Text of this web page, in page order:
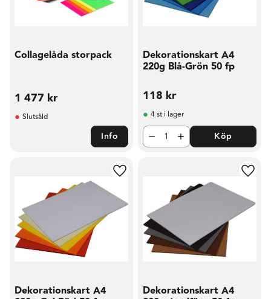
Collagelåda storpack
1 477 kr
Slutsåld
Info
Dekorationskart A4
220g Blå-Grön 50 fp
118 kr
4 st i lager
Köp
Dekorationskart A4
Lägg till i favoriter
Dekorationskart A4